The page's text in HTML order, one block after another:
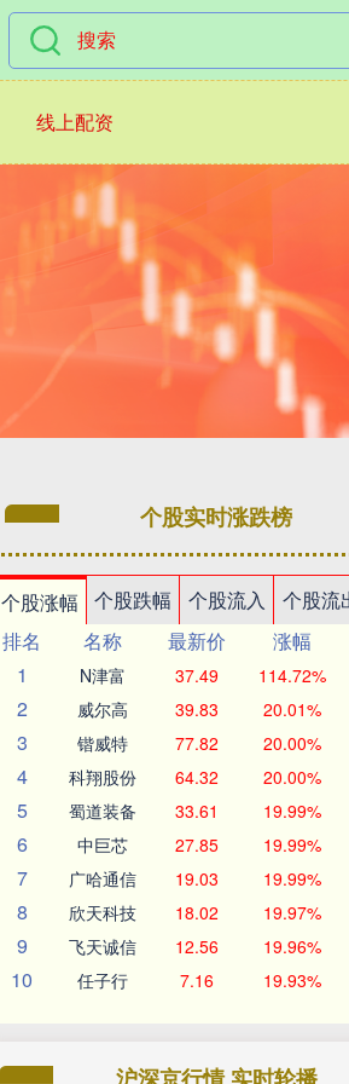
线上配资
个股实时涨跌榜
个股涨幅 个股跌幅 个股流入 个股流
排名
名称 最新价 涨幅
1
N津富 37.49 114.72%
2 威尔高 39.83 20.01%
3 锴威特 77.82 20.00%
4 科翔股份 64.32 20.00%
5 蜀道装备 33.61 19.99%
6 中巨芯 27.85 19.99%
7 广哈通信 19.03 19.99%
8 欣天科技 18.02 19.97%
9 飞天诚信 12.56 19.96%
10 任子行 7.16 19.93%